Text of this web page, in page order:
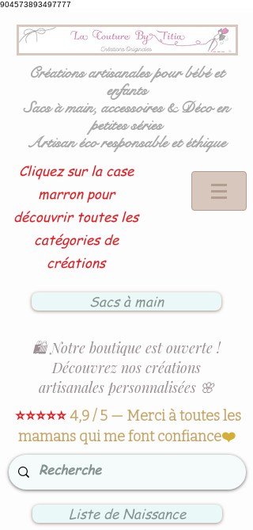
904573893497777
Créations artisanales pour bébé et
enfants
Sacs à main, accessoires & Déco en
petites séries
Artisan éco responsable et éthique
Cliquez sur la case
marron pour
découvrir toutes les
catégories de
créations
Sacs à main
🛍️ Notre boutique est ouverte !
Découvrez nos créations
artisanales personnalisées 🌸
⭐⭐⭐⭐⭐4,9 / 5 — Merci à toutes les
mamans qui me font confiance❤️
Liste de Naissance